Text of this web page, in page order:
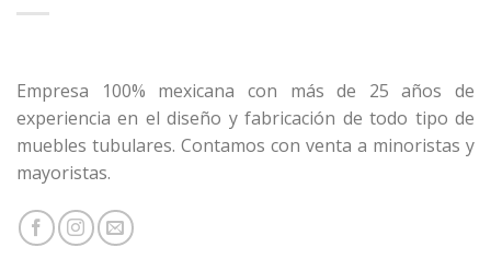
Empresa 100% mexicana con más de 25 años de
experiencia en el diseño y fabricación de todo tipo de
muebles tubulares. Contamos con venta a minoristas y
mayoristas.